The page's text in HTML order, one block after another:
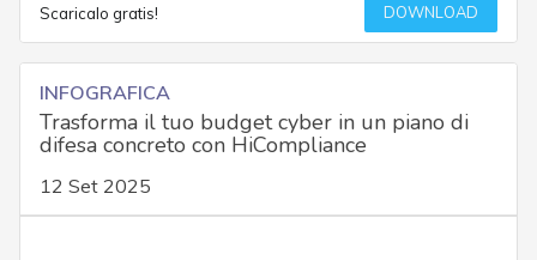
Scaricalo gratis! DOWNLOAD
INFOGRAFICA
Trasforma il tuo budget cyber in un piano di
difesa concreto con HiCompliance
12 Set 2025